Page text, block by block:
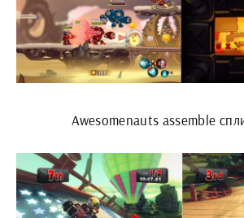
Awesomenauts assemble